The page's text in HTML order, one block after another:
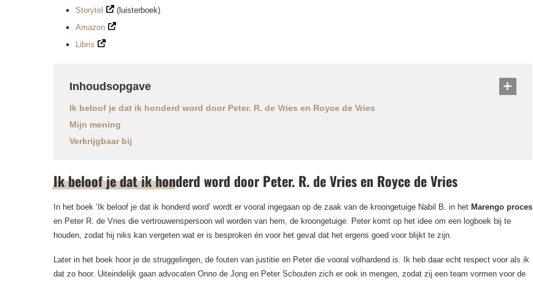
Storytel
(luisterboek)
Amazon
Libris
Inhoudsopgave
Ik beloof je dat ik honderd word door Peter. R. de Vries en Royce de Vries
Mijn mening
Verkrijgbaar bij
Ik beloof je dat ik honderd word door Peter. R. de Vries en Royce de Vries
In het boek ‘Ik beloof je dat ik honderd word’ wordt er vooral ingegaan op de zaak van de kroongetuige Nabil B. in het Marengo proces
en Peter R. de Vries die vertrouwenspersoon wil worden van hem, de kroongetuige. Peter komt op het idee om een logboek bij te
houden, zodat hij niks kan vergeten wat er is besproken én voor het geval dat het ergens goed voor blijkt te zijn.
Later in het boek hoor je de struggelingen, de fouten van justitie en Peter die vooral volhardend is. Ik heb daar echt respect voor als ik
dat zo hoor. Uiteindelijk gaan advocaten Onno de Jong en Peter Schouten zich er ook in mengen, zodat zij een team vormen voor de